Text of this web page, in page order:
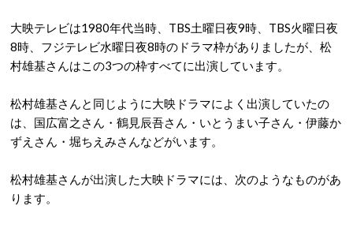
大映テレビは1980年代当時、TBS土曜日夜9時、TBS火曜日夜
8時、フジテレビ水曜日夜8時のドラマ枠がありましたが、松
村雄基さんはこの3つの枠すべてに出演しています。
松村雄基さんと同じように大映ドラマによく出演していたの
は、国広富之さん・鶴見辰吾さん・いとうまい子さん・伊藤か
ずえさん・堀ちえみさんなどがいます。
松村雄基さんが出演した大映ドラマには、次のようなものがあ
ります。